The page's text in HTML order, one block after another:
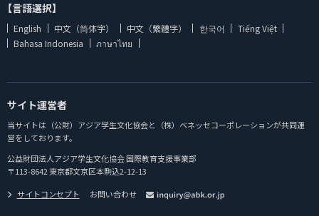
【言語選択】
English 中文（简体字） 中文（繁體字） 한국어
Tiếng Việt
Bahasa Indonesia
ภาษาไทย
サイト運営者
当サイトは（公財）アジア学生文化協会と（株）ベネッセコーポレーションが共同運
営をしております。
公益財団法人アジア学生文化協会 国際教育支援事業部
〒113-8642 東京都文京区本駒込2-12-13
サイトコンセプト
お問い合わせ